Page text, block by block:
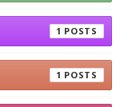
1
1